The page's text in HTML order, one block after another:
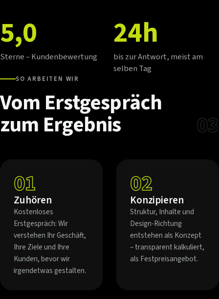
5,0
Sterne – Kundenbewertung
24h
bis zur Antwort, meist am
selben Tag
SO ARBEITEN WIR
Vom Erstgespräch
zum Ergebnis
03
01
Zuhören
Kostenloses
Erstgespräch: Wir
verstehen Ihr Geschäft,
Ihre Ziele und Ihre
Kunden, bevor wir
irgendetwas gestalten.
02
Konzipieren
Struktur, Inhalte und
Design-Richtung
entstehen als Konzept
– transparent kalkuliert,
als Festpreisangebot.